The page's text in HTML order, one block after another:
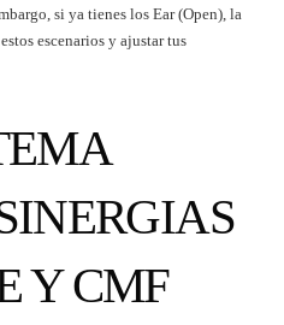
si ya tienes los Ear (Open), la
escenarios y ajustar tus
Y CMF